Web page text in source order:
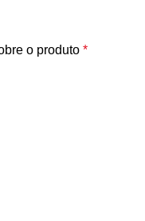
o produto *